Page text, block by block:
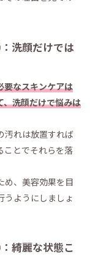
洗顔だけでは
要なスキンケアは
、洗顔だけで悩みは
汚れは放置すれば
ことでそれらを落
め、美容効果を目
うようにしましょ
綺麗な状態こ